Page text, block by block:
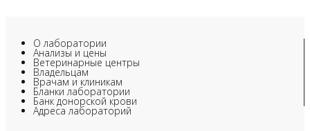
О лаборатории
Анализы и цены
Ветеринарные центры
Владельцам
Врачам и клиникам
Бланки лаборатории
Банк донорской крови
Адреса лабораторий